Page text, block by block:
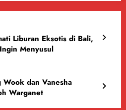
Liburan Eksotis di Bali,
Menyusul
Wook dan Vanesha
Warganet